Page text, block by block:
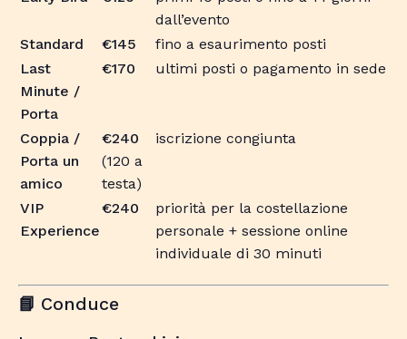
dall’evento
Standard
€145
fino a esaurimento posti
Last
Minute /
Porta
€170 ultimi posti o pagamento in sede
Coppia /
Porta un
amico
€240
(120 a
testa)
iscrizione congiunta
VIP
Experience
€240
priorità per la costellazione
personale + sessione online
individuale di 30 minuti
📘 Conduce